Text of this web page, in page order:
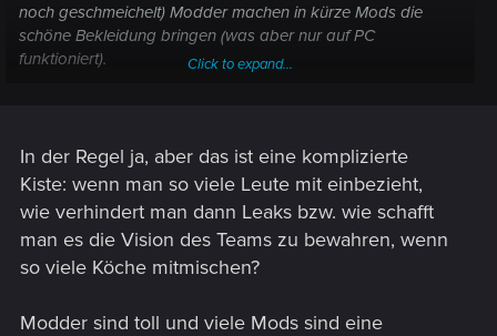
noch geschmeichelt) Modder machen in kürze Mods die
schöne Bekleidung bringen (was aber nur auf PC
funktioniert).
doch sparen indem man gleich die Community mitmachen
lässt, ich bin mir sicher das das Modder machen würden
denn Ihre Mods sind ja auch kostenlos also Sie machen es
freiwillig. Wenn Sie dafür in den Credits auftauchen oder
vielleicht irgend ein Merch bekommen könnte ich mir
vorstellen das das gut ankommt.
nie mit einbezogen. Seht es Euch an: Ubisoft (da muss man
Click to expand...
In der Regel ja, aber das ist eine komplizierte
Kiste: wenn man so viele Leute mit einbezieht,
wie verhindert man dann Leaks bzw. wie schafft
man es die Vision des Teams zu bewahren, wenn
so viele Köche mitmischen?
Modder sind toll und viele Mods sind eine